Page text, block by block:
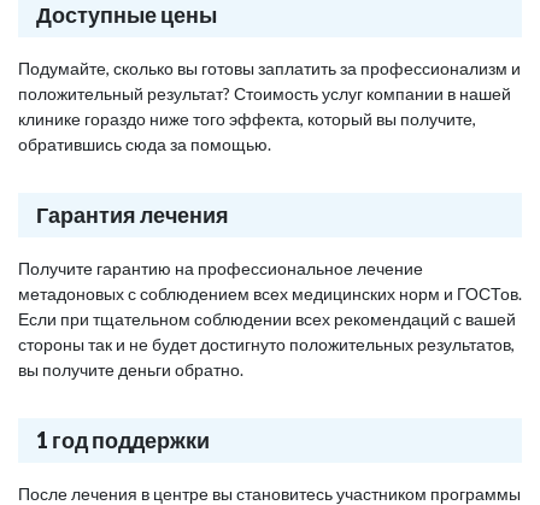
Доступные цены
Подумайте, сколько вы готовы заплатить за профессионализм и
положительный результат? Стоимость услуг компании в нашей
клинике гораздо ниже того эффекта, который вы получите,
обратившись сюда за помощью.
Гарантия лечения
Получите гарантию на профессиональное лечение
метадоновых с соблюдением всех медицинских норм и ГОСТов.
Если при тщательном соблюдении всех рекомендаций с вашей
стороны так и не будет достигнуто положительных результатов,
вы получите деньги обратно.
1 год поддержки
После лечения в центре вы становитесь участником программы